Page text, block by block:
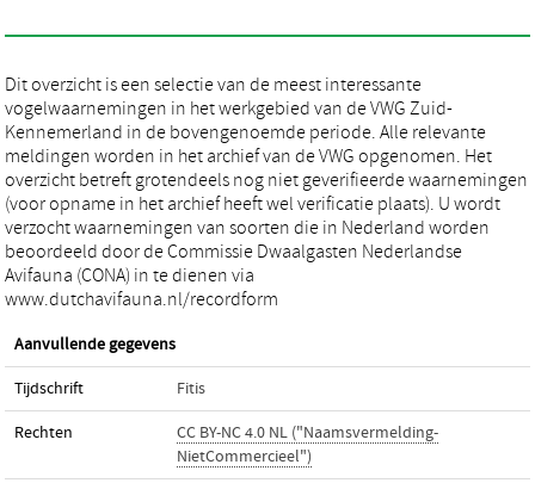
Dit overzicht is een selectie van de meest interessante
vogelwaarnemingen in het werkgebied van de VWG Zuid-
Kennemerland in de bovengenoemde periode. Alle relevante
meldingen worden in het archief van de VWG opgenomen. Het
overzicht betreft grotendeels nog niet geverifieerde waarnemingen
(voor opname in het archief heeft wel verificatie plaats). U wordt
verzocht waarnemingen van soorten die in Nederland worden
beoordeeld door de Commissie Dwaalgasten Nederlandse
Avifauna (CONA) in te dienen via
www.dutchavifauna.nl/recordform
Aanvullende gegevens
Tijdschrift Fitis
Rechten
CC BY-NC 4.0 NL ("Naamsvermelding-
NietCommercieel")